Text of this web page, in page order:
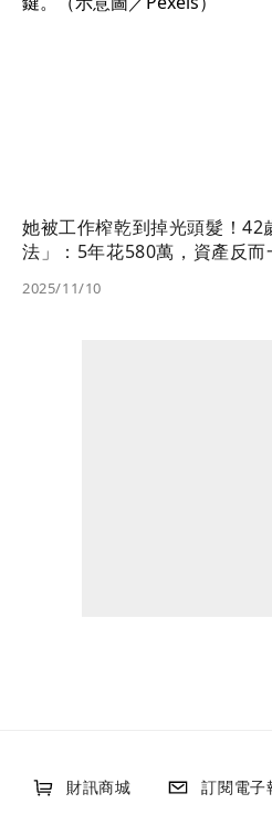
她被工作榨乾到掉光頭髮！42
法」：5年花580萬，資產反而
2025/11/10
財訊商城
訂閱電子